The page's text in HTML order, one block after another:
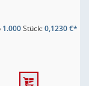
1.000Stück:0,1230 €*